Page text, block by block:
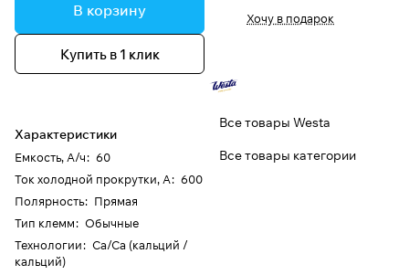
В корзину
Купить в 1 клик
Характеристики
Емкость, А/ч: 60
Ток холодной прокрутки, А: 600
Полярность: Прямая
Тип клемм: Обычные
Технологии: Ca/Ca (кальций /
кальций)
Хочу в подарок
Все товары Westa
Все товары категории